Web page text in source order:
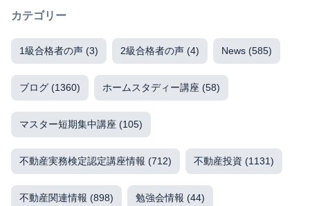
カテゴリー
1級合格者の声 (3) 2級合格者の声 (4) News (585)
ブログ (1360) ホームスタディー講座 (58)
マスター短期集中講座 (105)
不動産実務検定認定講座情報 (712) 不動産投資 (1131)
不動産関連情報 (898) 勉強会情報 (44)